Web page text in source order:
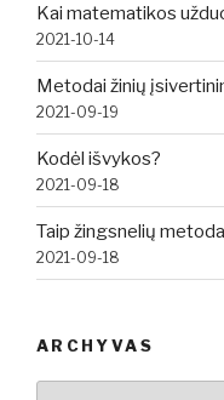
Kai matematikos
2021-10-14
Metodai žinių
2021-09-19
Kodėl išvykos?
2021-09-18
Taip žingsnelių
2021-09-18
ARCHYVAS